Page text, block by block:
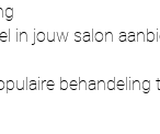
in jouw salon
behandeling